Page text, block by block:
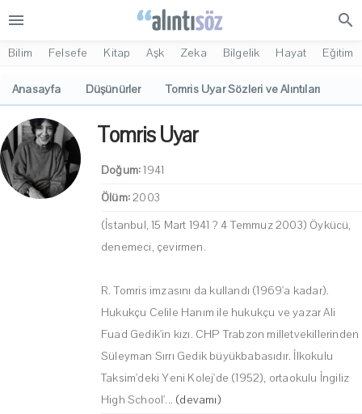
menu search
Bilim Felsefe Kitap Aşk Zeka Bilgelik Hayat Eğitim
Anasayfa Düşünürler Tomris Uyar Sözleri ve Alıntıları
Tomris Uyar
Doğum:1941
Ölüm:2003
(İstanbul, 15 Mart 1941 ? 4 Temmuz 2003) Öykücü,
denemeci, çevirmen.
R. Tomris imzasını da kullandı (1969'a kadar).
Hukukçu Celile Hanım ile hukukçu ve yazar Ali
Fuad Gedik'in kızı. CHP Trabzon milletvekillerinden
Süleyman Sırrı Gedik büyükbabasıdır. İlkokulu
Taksim'deki Yeni Kolej'de (1952), ortaokulu İngiliz
High School'... (devamı)